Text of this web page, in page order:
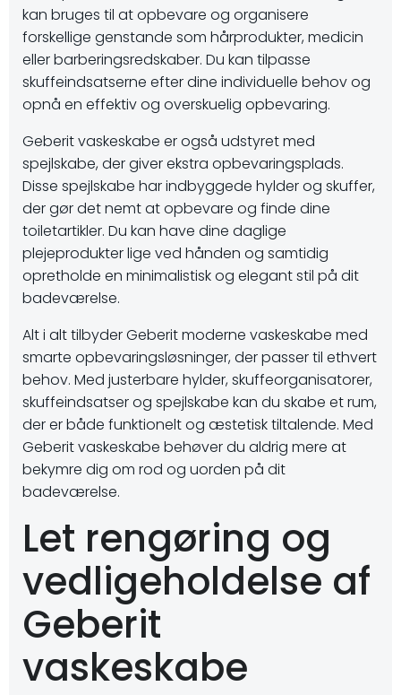
kan bruges til at opbevare og organisere
forskellige genstande som hårprodukter, medicin
eller barberingsredskaber. Du kan tilpasse
skuffeindsatserne efter dine individuelle behov og
opnå en effektiv og overskuelig opbevaring.
Geberit vaskeskabe er også udstyret med
spejlskabe, der giver ekstra opbevaringsplads.
Disse spejlskabe har indbyggede hylder og skuffer,
der gør det nemt at opbevare og finde dine
toiletartikler. Du kan have dine daglige
plejeprodukter lige ved hånden og samtidig
opretholde en minimalistisk og elegant stil på dit
badeværelse.
Alt i alt tilbyder Geberit moderne vaskeskabe med
smarte opbevaringsløsninger, der passer til ethvert
behov. Med justerbare hylder, skuffeorganisatorer,
skuffeindsatser og spejlskabe kan du skabe et rum,
der er både funktionelt og æstetisk tiltalende. Med
Geberit vaskeskabe behøver du aldrig mere at
bekymre dig om rod og uorden på dit
badeværelse.
Let rengøring og
vedligeholdelse af
Geberit
vaskeskabe